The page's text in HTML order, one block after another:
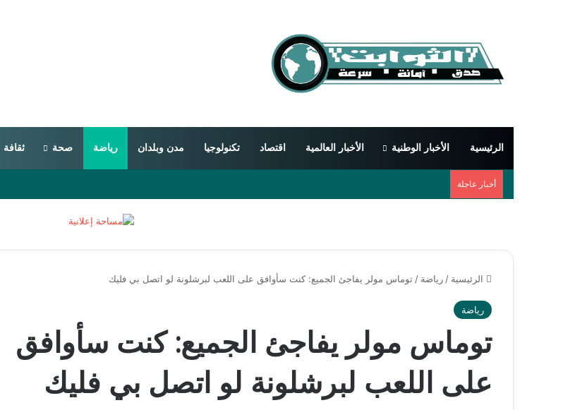
الرئيسية الأخبار الوطنية الأخبار العالمية اقتصاد تكنولوجيا مدن وبلدان رياضة صحة ثقافة
أخبار عاجلة
الرئيسية / رياضة / توماس مولر يفاجئ الجميع: كنت سأوافق على اللعب لبرشلونة لو اتصل بي فليك
رياضة
توماس مولر يفاجئ الجميع: كنت سأوافق
على اللعب لبرشلونة لو اتصل بي فليك